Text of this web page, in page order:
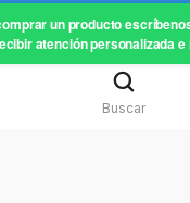
© Mistral Sporting Goods
un producto
atención personalizada e
Buscar